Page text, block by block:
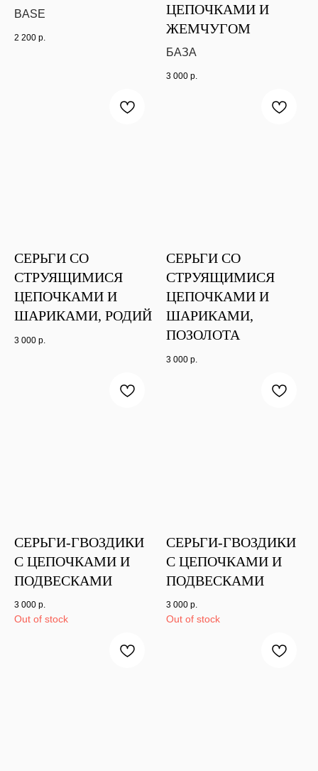
BASE
2 200 р.
ЦЕПОЧКАМИ И
ЖЕМЧУГОМ
БАЗА
3 000 р.
СЕРЬГИ СО
СТРУЯЩИМИСЯ
ЦЕПОЧКАМИ И
ШАРИКАМИ, РОДИЙ
3 000 р.
СЕРЬГИ СО
СТРУЯЩИМИСЯ
ЦЕПОЧКАМИ И
ШАРИКАМИ,
ПОЗОЛОТА
3 000 р.
СЕРЬГИ-ГВОЗДИКИ
С ЦЕПОЧКАМИ И
ПОДВЕСКАМИ
3 000 р.
Out of stock
СЕРЬГИ-ГВОЗДИКИ
С ЦЕПОЧКАМИ И
ПОДВЕСКАМИ
3 000 р.
Out of stock